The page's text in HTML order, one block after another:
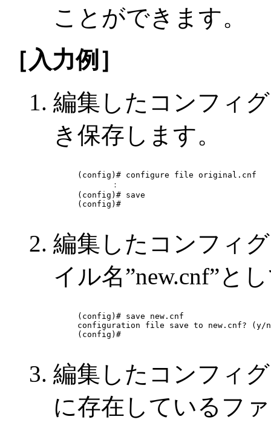
ことができます。
［入力例］
編集したコンフィ
き保存します。
(config)# configure file original.cnf
       ：
(config)# save
(config)#
編集したコンフィ
イル名”new.cnf”と
(config)# save new.cnf
configuration file save to new.cnf? (y/
(config)#
編集したコンフィ
に存在しているフ